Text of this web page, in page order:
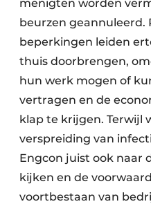
menigten worden
beurzen geannuleerd.
beperkingen leiden
thuis doorbrengen,
hun werk mogen of
vertragen en de
klap te krijgen. Terwijl
verspreiding van
Engcon juist ook naar
kijken en de
voortbestaan van